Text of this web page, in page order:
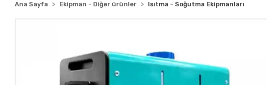
Ana Sayfa Ekipman - Diğer ürünler Isıtma - Soğutma Ekipmanları